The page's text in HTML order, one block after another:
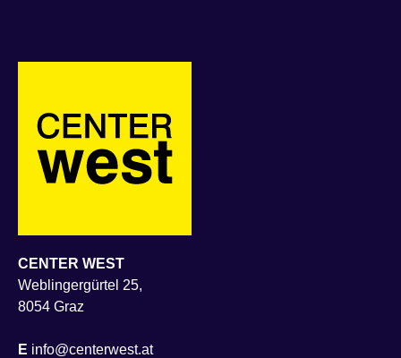
CENTER WEST
Weblingergürtel 25,
8054 Graz
E info@centerwest.at